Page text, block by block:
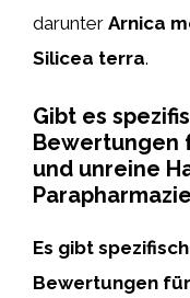
darunter Arnica
Silicea terra.
Gibt es
Bewertungen
und unreine
Es gibt
Bewertungen